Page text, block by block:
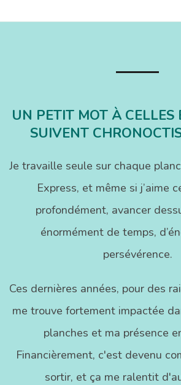
UN PETIT MOT À CELLES
SUIVENT
Je travaille seule sur chaque
Express, et même si j’aime
profondément, avancer
énormément de temps,
persévérence.
Ces dernières années, pour des
me trouve fortement impactée
planches et ma présence
Financièrement, c'est devenu
sortir, et ça me ralentit